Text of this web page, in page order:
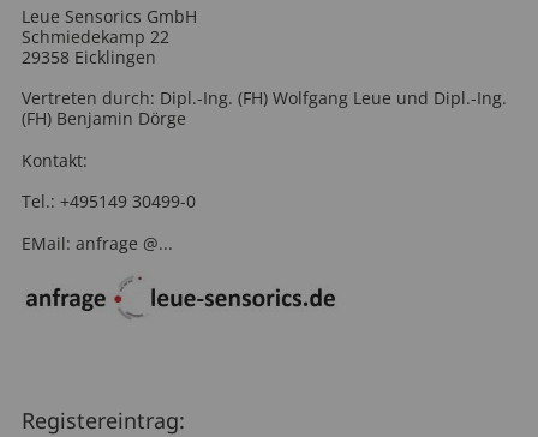
Leue Sensorics GmbH
Schmiedekamp 22
29358 Eicklingen
Vertreten durch: Dipl.-Ing. (FH) Wolfgang Leue und Dipl.-Ing.
(FH) Benjamin Dörge
Kontakt:
Tel.: +495149 30499-0
EMail: anfrage @...
Registereintrag:
Sitzverstellung
Funkfernbedienung
Motorendrehzahl
Hydraulikdruck